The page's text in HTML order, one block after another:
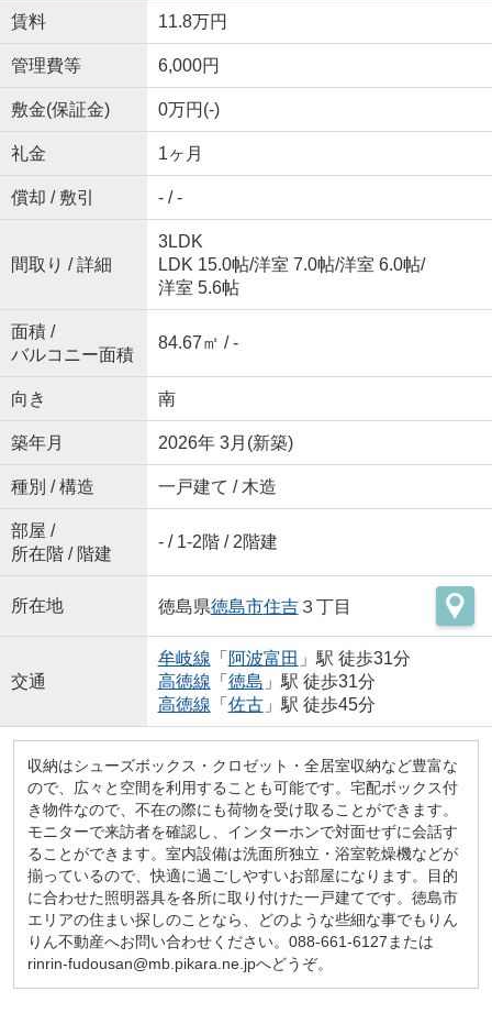
賃料 11.8万円
管理費等 6,000円
敷金(保証金) 0万円(-)
礼金 1ヶ月
償却 / 敷引 - / -
間取り / 詳細
3LDK
LDK 15.0帖/洋室 7.0帖/洋室 6.0帖/
洋室 5.6帖
面積 /
バルコニー面積
84.67㎡ / -
向き 南
築年月 2026年 3月(新築)
種別 / 構造 一戸建て / 木造
部屋 /
所在階 / 階建
- / 1-2階 / 2階建
所在地 徳島県徳島市住吉３丁目
交通
牟岐線 「 阿波富田 」駅 徒歩31分
高徳線 「 徳島 」駅 徒歩31分
高徳線 「 佐古」駅 徒歩45分
収納はシューズボックス・クロゼット・全居室収納など豊富な
ので、広々と空間を利用することも可能です。宅配ボックス付
き物件なので、不在の際にも荷物を受け取ることができます。
モニターで来訪者を確認し、インターホンで対面せずに会話す
ることができます。室内設備は洗面所独立・浴室乾燥機などが
揃っているので、快適に過ごしやすいお部屋になります。目的
に合わせた照明器具を各所に取り付けた一戸建てです。徳島市
エリアの住まい探しのことなら、どのような些細な事でもりん
りん不動産へお問い合わせください。088-661-6127または
rinrin-fudousan@mb.pikara.ne.jpへどうぞ。